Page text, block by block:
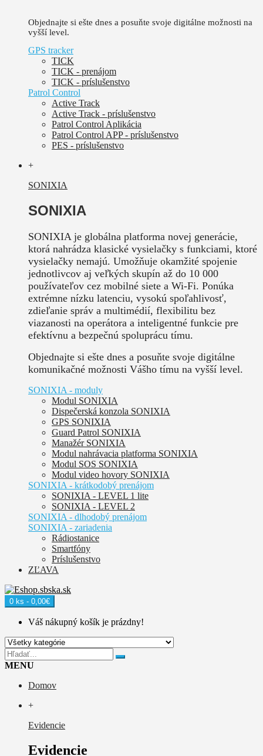
Objednajte si ešte dnes a posuňte svoje digitálne možnosti na
vyšší level.
GPS tracker
TICK
TICK - prenájom
TICK - príslušenstvo
Patrol Control
Active Track
Active Track - príslušenstvo
Patrol Control Aplikácia
Patrol Control APP - príslušenstvo
PES - príslušenstvo
+
SONIXIA
SONIXIA
SONIXIA je globálna platforma novej generácie,
ktorá nahrádza klasické vysielačky s funkciami, ktoré
vysielačky nemajú. Umožňuje okamžité spojenie
jednotlivcov aj veľkých skupín až do 10 000
používateľov cez mobilné siete a Wi-Fi. Ponúka
extrémne nízku latenciu, vysokú spoľahlivosť,
zdieľanie správ a multimédií, flexibilitu bez
viazanosti na operátora a inteligentné funkcie pre
efektívnu a bezpečnú spoluprácu tímu.
Objednajte si ešte dnes a posuňte svoje digitálne
komunikačné možnosti Vášho tímu na vyšší level.
SONIXIA - moduly
Modul SONIXIA
Dispečerská konzola SONIXIA
GPS SONIXIA
Guard Patrol SONIXIA
Manažér SONIXIA
Modul nahrávacia platforma SONIXIA
Modul SOS SONIXIA
Modul video hovory SONIXIA
SONIXIA - krátkodobý prenájom
SONIXIA - LEVEL 1 lite
SONIXIA - LEVEL 2
SONIXIA - dlhodobý prenájom
SONIXIA - zariadenia
Rádiostanice
Smartfóny
Príslušenstvo
ZĽAVA
0 ks - 0,00€
Váš nákupný košík je prázdny!
MENU
Domov
+
Evidencie
Evidencie